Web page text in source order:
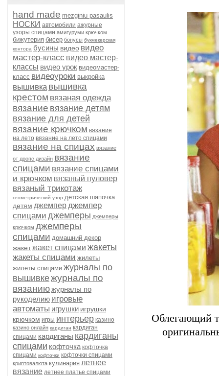
hand made mezginiu pasaulis
НОСКИ автомобили ажурные
узоры спицами амигуруми крючком
бижутерия бисер бонусы букмекерская
контора бусины видео видео
мастер-класс видео мастер-
классы видео урок видеомастер-
класс видеоуроки выкройка
вышивка вышивка
крестом вязаная одежда
вязание вязание детям
вязание для детей
вязание крючком вязание
на лето вязание на лето спицами
вязание на спицах вязание
от дропс дизайн вязание
спицами вязание спицами
и крючком вязаный пуловер
вязаный трикотаж
геометрический узор детская шапочка
детям джемперджемпер
спицами джемперы джемперы
крючком джемперы
спицами домашний декор
жакетжакет спицами жакеты
жакеты спицами жилеты
жилеты спицами журналы по
вышивкежурналы по
вязаниюжурналы по
рукоделию игровые
автоматы игрушки игрушки
крючком игры интерьер казино
казино онлайн кардиган кардиган
спицами кардиганы кардиганы
спицами кофточка кофточка
спицами кофточки кофточки спицами
криптовалюта кулинария летнее
вязание летнее платье спицами
Облегающий